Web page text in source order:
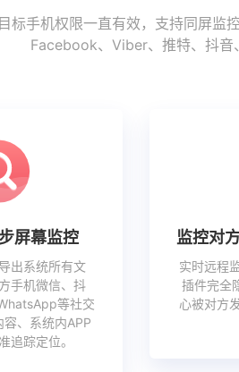
标手机权限一直有效，支持同屏监
Facebook、Viber、推特、抖音
屏幕监控
出系统所有文
手机微信、抖
等社交
、系统内APP
追踪定位。
监控对
实时远程
插件完全
心被对方